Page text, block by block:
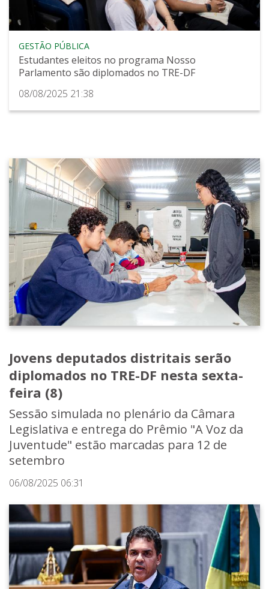
GESTÃO PÚBLICA
Estudantes eleitos no programa Nosso
Parlamento são diplomados no TRE-DF
08/08/2025 21:38
Jovens deputados distritais serão
diplomados no TRE-DF nesta sexta-
feira (8)
Sessão simulada no plenário da Câmara
Legislativa e entrega do Prêmio "A Voz da
Juventude" estão marcadas para 12 de
setembro
06/08/2025 06:31